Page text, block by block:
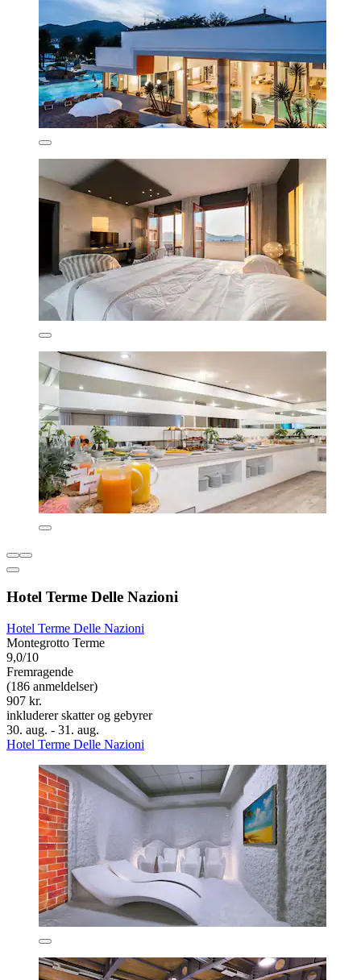
Hotel Terme Delle Nazioni
Hotel Terme Delle Nazioni
Montegrotto Terme
9,0/10
Fremragende
(186 anmeldelser)
907 kr.
inkluderer skatter og gebyrer
30. aug. - 31. aug.
Hotel Terme Delle Nazioni